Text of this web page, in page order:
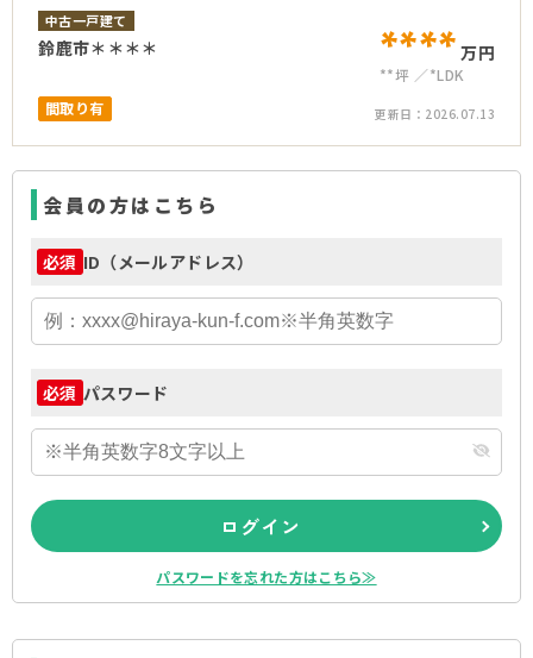
中古一戸建て
鈴鹿市＊＊＊＊ **** 万円
**坪
*LDK
間取り有
更新日： 2026.07.13
会員の方はこちら
必須 ID（メールアドレス）
必須 パスワード
ログイン
パスワードを忘れた方はこちら≫